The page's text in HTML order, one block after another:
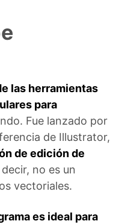
las herramientas
para
Fue lanzado por
de Illustrator,
de edición de
decir, no es un
vectoriales.
es ideal para